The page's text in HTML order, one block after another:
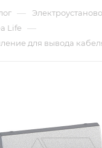
—
Life —
для вывода